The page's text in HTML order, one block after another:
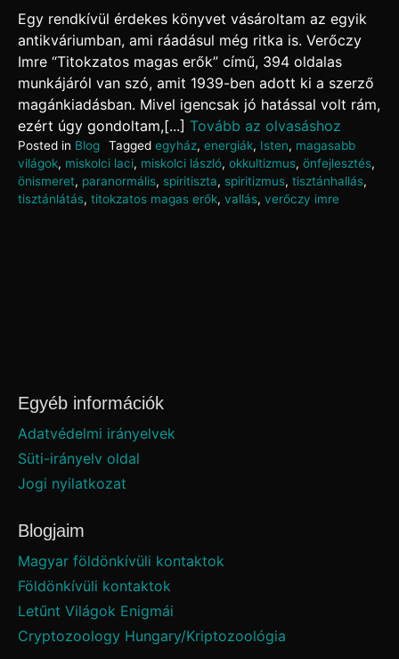
Egy rendkívül érdekes könyvet vásároltam az egyik
antikváriumban, ami ráadásul még ritka is. Verőczy
Imre “Titokzatos magas erők” című, 394 oldalas
munkájáról van szó, amit 1939-ben adott ki a szerző
magánkiadásban. Mivel igencsak jó hatással volt rám,
ezért úgy gondoltam,[...] Tovább az olvasáshoz
Posted in Blog Tagged egyház, energiák, Isten, magasabb
világok, miskolci laci, miskolci lászló, okkultizmus, önfejlesztés,
önismeret, paranormális, spiritiszta, spiritizmus, tisztánhallás,
tisztánlátás, titokzatos magas erők, vallás, verőczy imre
Egyéb információk
Adatvédelmi irányelvek
Süti-irányelv oldal
Jogi nyilatkozat
Blogjaim
Magyar földönkívüli kontaktok
Földönkívüli kontaktok
Letűnt Világok Enigmái
Cryptozoology Hungary/Kriptozoológia